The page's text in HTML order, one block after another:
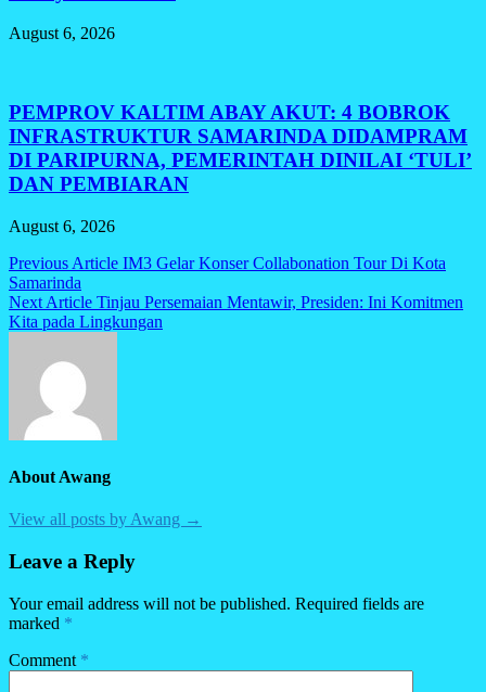
August 6, 2026
PEMPROV KALTIM ABAY AKUT: 4 BOBROK
INFRASTRUKTUR SAMARINDA DIDAMPRAM
DI PARIPURNA, PEMERINTAH DINILAI ‘TULI’
DAN PEMBIARAN
August 6, 2026
Post
navigation
Previous Article IM3 Gelar Konser Collabonation Tour Di Kota
Samarinda
Next Article Tinjau Persemaian Mentawir, Presiden: Ini Komitmen
Kita pada Lingkungan
About Awang
View all posts by Awang →
Leave a Reply
Your email address will not be published. Required fields are
marked *
Comment *